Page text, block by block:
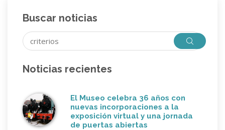
Buscar noticias
Noticias recientes
El Museo celebra 36 años con
nuevas incorporaciones a la
exposición virtual y una jornada
de puertas abiertas